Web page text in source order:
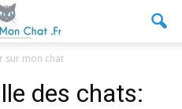
sur mon chat
des chats: